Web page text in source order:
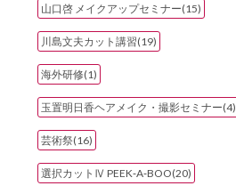
山口啓 メイクアップセミナー(15)
川島文夫カット講習(19)
海外研修(1)
玉置明日香ヘアメイク・撮影セミナー(4)
芸術祭(16)
選択カットⅣ PEEK‐A‐BOO(20)